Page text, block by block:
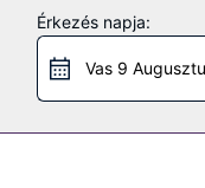
kínálja:
szolgáltatások,
ellenében)
Érkezés napja:
Vas 9